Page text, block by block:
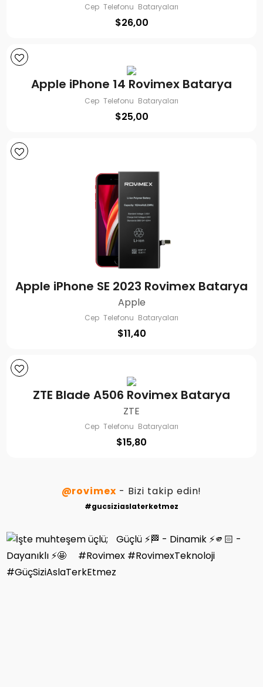
Cep Telefonu Bataryaları
$26,00
Apple iPhone 14 Rovimex Batarya
Cep Telefonu Bataryaları
$25,00
Apple iPhone SE 2023 Rovimex Batarya
Apple
Cep Telefonu Bataryaları
$11,40
ZTE Blade A506 Rovimex Batarya
ZTE
Cep Telefonu Bataryaları
$15,80
@rovimex - Bizi takip edin!
#gucsiziaslaterketmez